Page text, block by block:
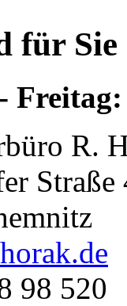
für Sie
R.
Straße
98 520